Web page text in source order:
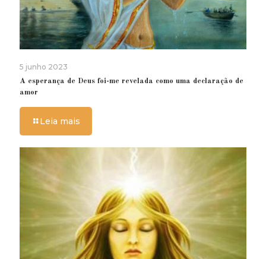
5 junho 2023
A esperança de Deus foi-me revelada como uma declaração de
amor
Leia mais